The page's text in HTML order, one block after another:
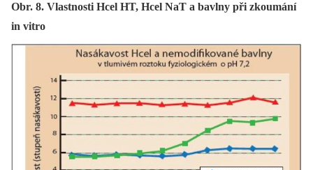
Obr. 8. Vlastnosti Hcel HT, Hcel NaT a bavlny při zkoumání
in vitro